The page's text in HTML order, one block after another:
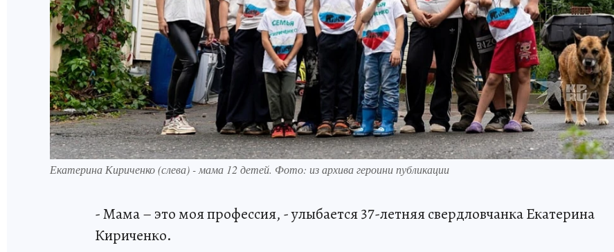
Екатерина Кириченко (слева) - мама 12 детей. Фото: из архива героини публикации
- Мама – это моя профессия, - улыбается 37-летняя свердловчанка Екатерина
Кириченко.